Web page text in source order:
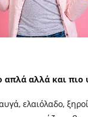
απλά αλλά και πιο
ελαιόλαδο,